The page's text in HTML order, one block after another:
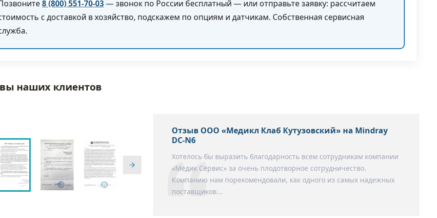
8 (800) 551-70-03— звонок по России бесплатный — или отправьте заявку: рассчитаем
с доставкой в хозяйство, подскажем по опциям и датчикам. Собственная сервисная
наших клиентов
Отзыв ООО «Медикл Клаб Кутузовский» на Mindray
DC-N6
Хотелось бы выразить благодарность всем сотрудникам компании
«Медик Сервис» за очень плодотворное сотрудничество.
Компанию нам порекомендовали, как одного из самых надежных
поставщиков...